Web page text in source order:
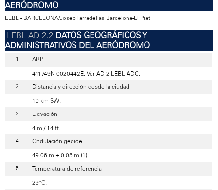
AERÓDROMO
LEBL - BARCELONA/Josep Tarradellas Barcelona-El Prat
DATOS GEOGRÁFICOS Y
ADMINISTRATIVOS DEL AERÓDROMO
ARP
411749N 0020442E. Ver AD 2-LEBL ADC.
Distancia y dirección desde la ciudad
10 km SW.
Elevación
4 m / 14 ft.
Ondulación geoide
49.06 m ± 0.05 m (1).
Temperatura de referencia
29°C.